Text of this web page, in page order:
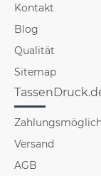
Kontakt
Blog
Qualität
Sitemap
Versand
AGB